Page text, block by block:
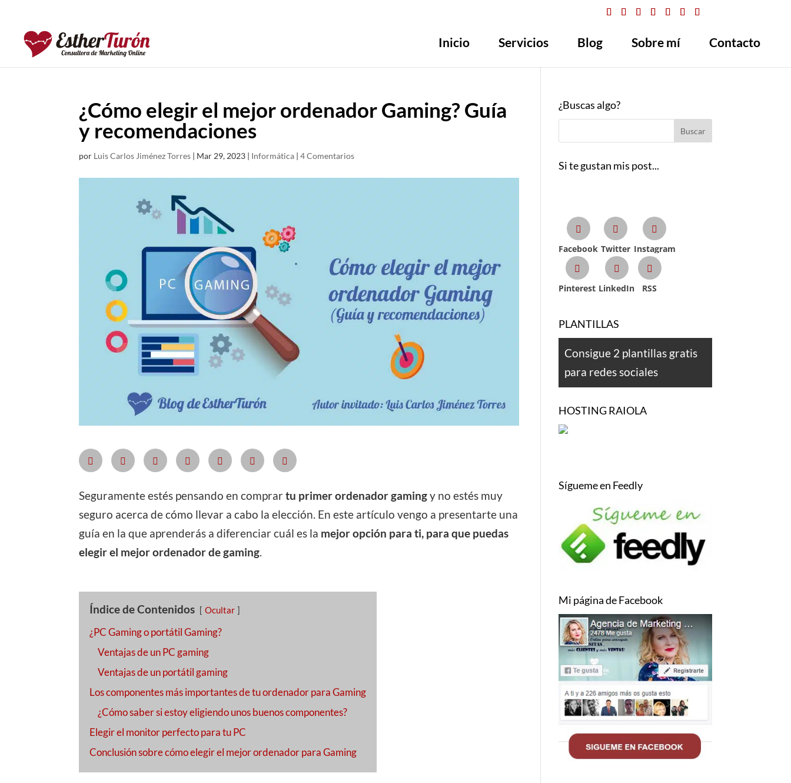
Inicio Servicios Blog Sobre mí Contacto
¿Cómo elegir el mejor ordenador Gaming? Guía
y recomendaciones
por Luis Carlos Jiménez Torres | Mar 29, 2023 | Informática |4 Comentarios
Seguramente estés pensando en comprartu primer ordenador gamingy no estés muy
seguro acerca de cómo llevar a cabo la elección. En este artículo vengo a presentarte una
guía en la que aprenderás a diferenciar cuál es la mejor opción para ti, para que puedas
elegir el mejor ordenador de gaming.
Índice de Contenidos Ocultar
¿PC Gaming o portátil Gaming?
Ventajas de un PC gaming
Ventajas de un portátil gaming
Los componentes más importantes de tu ordenador para Gaming
¿Cómo saber si estoy eligiendo unos buenos componentes?
Elegir el monitor perfecto para tu PC
Conclusión sobre cómo elegir el mejor ordenador para Gaming
¿Buscas algo?
Si te gustan mis post...
Facebook Twitter Instagram
Pinterest LinkedIn RSS
PLANTILLAS
Consigue 2 plantillas gratis
para redes sociales
HOSTING RAIOLA
Sígueme en Feedly
Mi página de Facebook